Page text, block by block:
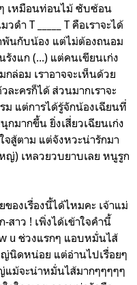
เหมือนท่อนไม้ ซับซ้อน
ำ T _____ T คือเราจะได้
พันกับน้อง แต่ไม่ต้องถนอม
งแก (...) แต่คนเขียนเก่ง
ล่อม เราอาจจะเห็นด้วย
ะครก็ได้ ส่วนมากเราจะ
ม แต่การได้รู้จักน้องเฉียนที่
กมากขึ้น ยิ่งเสี่ยวเฉียนเก่ง
จสู้ตาม แต่จังหวะน่ารักมา
ญ่) เหลวยวบยาบเลย หนูรูก
งเรื่องนี้ได้ไหมคะ เจ้าแม่
สาว ! เพิ่งได้เข้าใจคำนี้
u ช่วงแรกๆ แอบหมั่นไส้
นิดหน่อย แต่อ่านไปเรื่อยๆ
แม้จะน่าหมั่นไส้มากๆๆๆๆๆ